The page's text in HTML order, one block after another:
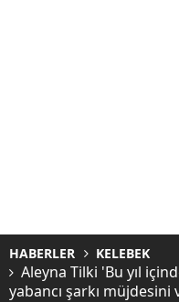
HABERLER KELEBEK
Aleyna Tilki 'Bu yıl
yabancı şarkı müjdesini